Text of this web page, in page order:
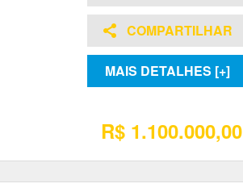
COMPARTILHAR
MAIS DETALHES [+]
R$ 1.100.000,00